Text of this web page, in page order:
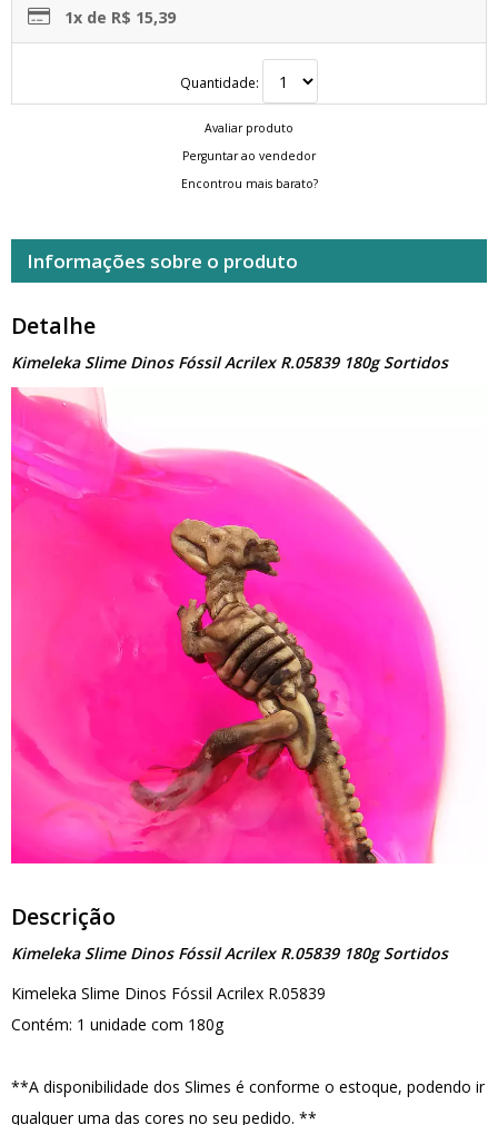
1x de R$ 15,39
Quantidade:
Avaliar produto
Perguntar ao vendedor
Encontrou mais barato?
Informações sobre o produto
Detalhe
Kimeleka Slime Dinos Fóssil Acrilex R.05839 180g Sortidos
Descrição
Kimeleka Slime Dinos Fóssil Acrilex R.05839 180g Sortidos
Kimeleka Slime Dinos Fóssil Acrilex R.05839
Contém: 1 unidade com 180g
**A disponibilidade dos Slimes é conforme o estoque, podendo ir
qualquer uma das cores no seu pedido. **